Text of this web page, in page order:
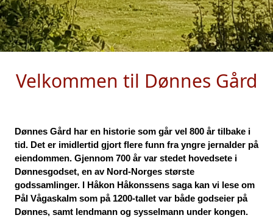
Velkommen til Dønnes Gård
Dønnes Gård har en historie som går vel 800 år tilbake i
tid. Det er imidlertid gjort flere funn fra yngre jernalder på
eiendommen. Gjennom 700 år var stedet hovedsete i
Dønnesgodset, en av Nord-Norges største
godssamlinger. I Håkon Håkonssens saga kan vi lese om
Pål Vågaskalm som på 1200-tallet var både godseier på
Dønnes, samt lendmann og sysselmann under kongen.